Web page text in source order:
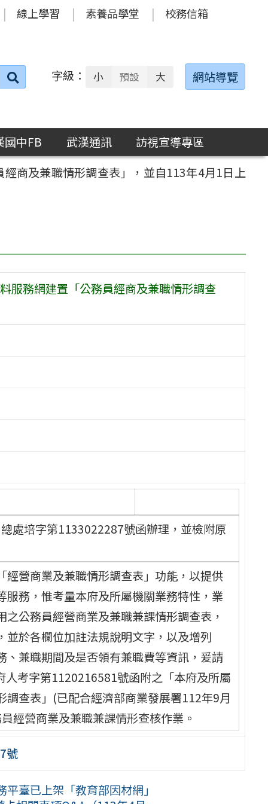
線上學習 素養品學堂 校務信箱
搜
字級： 小 預設 大 網站導覽
國中FB 武漢通訊
訪視宣導專區
商及兼職情形調查表」，並自113年4月1日上
服務網建置「公務員經商及兼職情形調查
處培字第1133022287號函辦理，並檢附原
營商業及兼職情形調查表」功能，以提供
務，惟考量本府及所屬機關業務特性，業
公務員經營商業及兼職兼課情形調查表，
於各欄位加註法規說明文字，以及增列
、兼職期間及是否領有兼職費等資訊，爰請
考字第1120216581號函附之「本府及所屬
查表」(已配合經濟部商業發展署112年9月
經營商業及兼職兼課情形查核作業。
號
臺已上架「教育部因材網」